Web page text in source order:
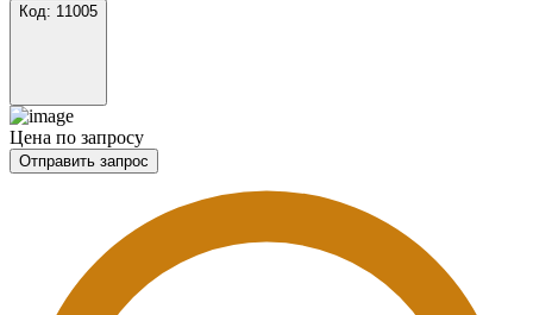
Код: 11005
Цена по запросу
Отправить запрос